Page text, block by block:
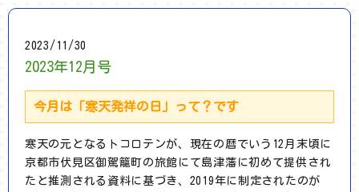
2023/11/30
2023年12月号
今月は「寒天発祥の日」って？です
寒天の元となるトコロテンが、現在の暦でいう12月末頃に
京都市伏見区御駕籠町の旅館にて島津藩に初めて提供され
たと推測される資料に基づき、2019年に制定されたのが